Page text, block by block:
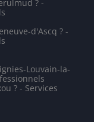
? -
d'Ascq ? -
Louvain-la-
? - Services